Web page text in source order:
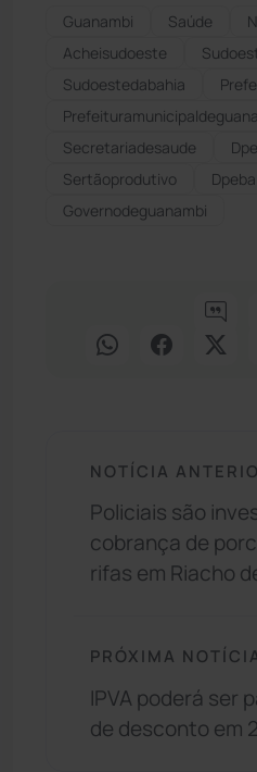
Guanambi Saúde
Acheisudoeste
Sudoestedabahia
secretariadesaude
Sertãoprodutivo
Dpeba
Governodeguanambi
NOTÍCIA
Policiais são
cobrança de
rifas em Riacho
PRÓXIMA
IPVA poderá ser
de desconto em